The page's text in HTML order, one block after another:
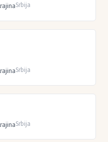
Srbija
Srbija
Srbija